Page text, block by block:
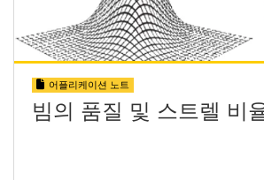
어플리케이션 노트
빔의 품질 및 스트렐 비